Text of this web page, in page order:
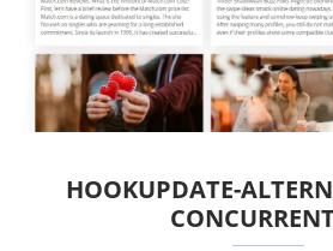
HOOKUPDATE-